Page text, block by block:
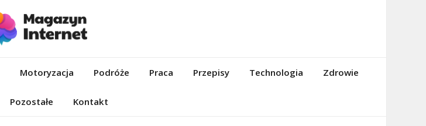
Motoryzacja Podróże Praca Przepisy Technologia Zdrowie
Pozostałe Kontakt